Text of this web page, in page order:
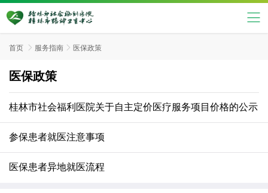
首页  服务指南  医保政策
医保政策
桂林市社会福利医院关于自主定价医疗服务项目价格的公示
参保患者就医注意事项
医保患者异地就医流程